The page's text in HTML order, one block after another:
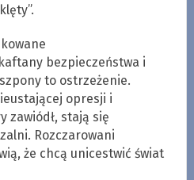
bezpieczeństwa i
to ostrzeżenie.
opresji i
zawiódł, stają się
Rozczarowani
że chcą unicestwić świat